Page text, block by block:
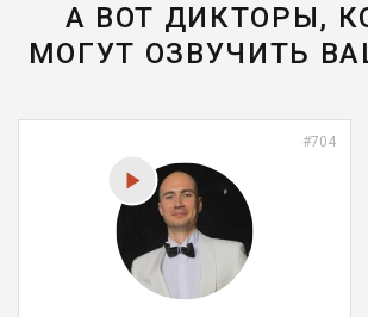
А ВОТ ДИКТОРЫ,
МОГУТ ОЗВУЧИТЬ
#704